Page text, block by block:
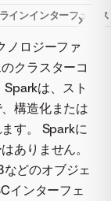
インインターフェイ
ノロジーファ
クラスターコ
は、スト
構造化または
す。 Sparkに
ありません。
どのオブジェ
インターフェ